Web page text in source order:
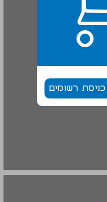
כניסת רשומים